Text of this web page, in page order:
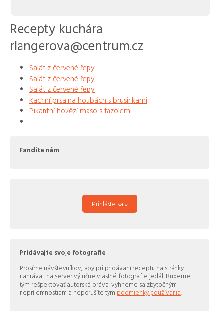
Recepty kuchára
rlangerova@centrum.cz
Salát z červené řepy
Salát z červené řepy
Salát z červené řepy
Kachní prsa na houbách s brusinkami
Pikantní hovězí maso s fazolemi
...
Fandite nám
Prihláste sa »
Pridávajte svoje fotografie
Prosíme návštevníkov, aby pri pridávaní receptu na stránky
nahrávali na server výlučne vlastné fotografie jedál. Budeme
tým rešpektovať autorské práva, vyhneme sa zbytočným
nepríjemnostiam a neporušíte tým podmienky používania.